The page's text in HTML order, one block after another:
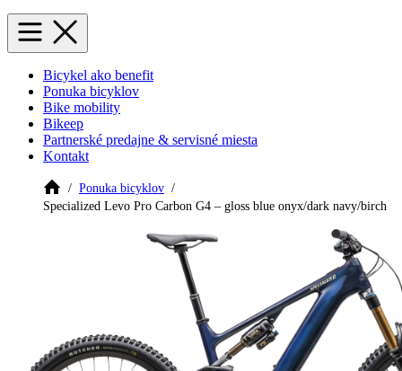
Bicykel ako benefit
Ponuka bicyklov
Bike mobility
Bikeep
Partnerské predajne & servisné miesta
Kontakt
Ponuka bicyklov
Specialized Levo Pro Carbon G4 – gloss blue onyx/dark navy/birch